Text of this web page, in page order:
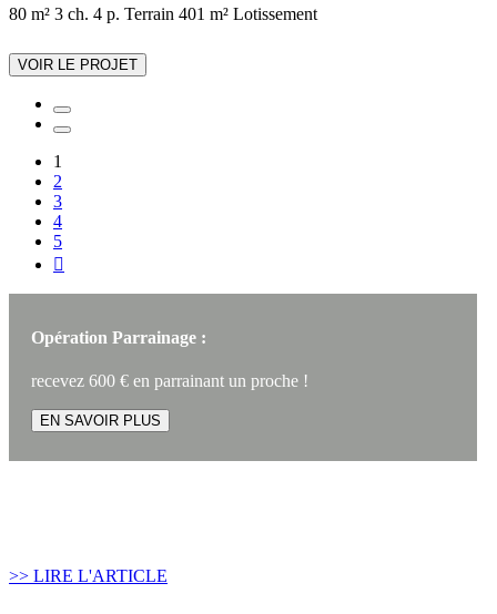
80 m² 3 ch. 4 p. Terrain 401 m² Lotissement
VOIR LE PROJET
1
2
3
4
5

Opération Parrainage :
recevez 600 € en parrainant un proche !
EN SAVOIR PLUS
>> LIRE L'ARTICLE